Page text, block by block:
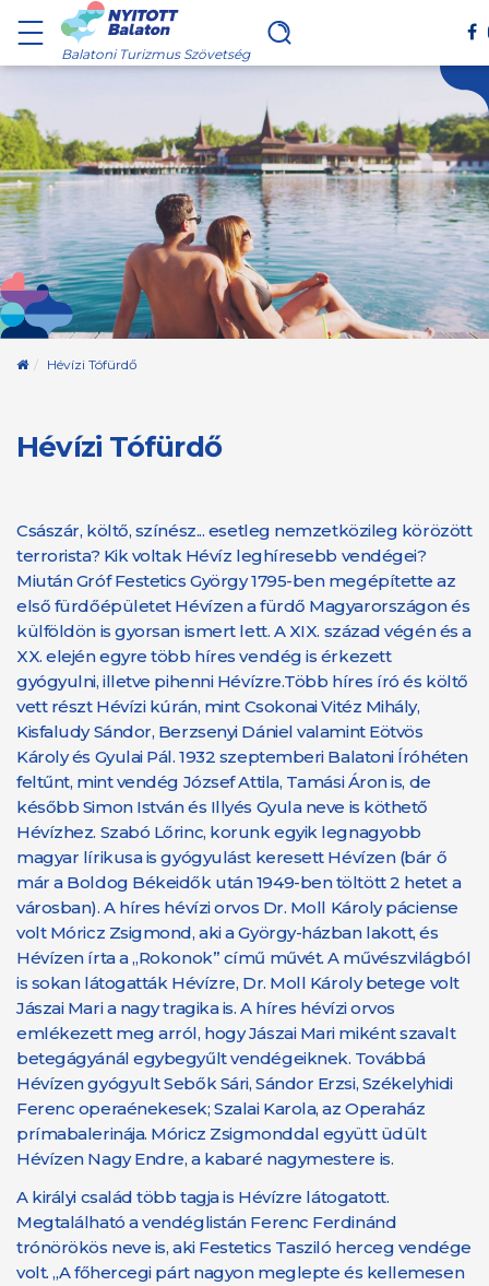
Balatoni Turizmus Szövetség
Kezdőoldal
Hévízi Tófürdő
Hévízi Tófürdő
Császár, költő, színész... esetleg nemzetközileg körözött
terrorista? Kik voltak Hévíz leghíresebb vendégei?
Miután Gróf Festetics György 1795-ben megépítette az
első fürdőépületet Hévízen a fürdő Magyarországon és
külföldön is gyorsan ismert lett. A XIX. század végén és a
XX. elején egyre több híres vendég is érkezett
gyógyulni, illetve pihenni Hévízre.Több híres író és költő
vett részt Hévízi kúrán, mint Csokonai Vitéz Mihály,
Kisfaludy Sándor, Berzsenyi Dániel valamint Eötvös
Károly és Gyulai Pál. 1932 szeptemberi Balatoni Íróhéten
feltűnt, mint vendég József Attila, Tamási Áron is, de
később Simon István és Illyés Gyula neve is köthető
Hévízhez. Szabó Lőrinc, korunk egyik legnagyobb
magyar lírikusa is gyógyulást keresett Hévízen (bár ő
már a Boldog Békeidők után 1949-ben töltött 2 hetet a
városban). A híres hévízi orvos Dr. Moll Károly páciense
volt Móricz Zsigmond, aki a György-házban lakott, és
Hévízen írta a „Rokonok” című művét. A művészvilágból
is sokan látogatták Hévízre, Dr. Moll Károly betege volt
Jászai Mari a nagy tragika is. A híres hévízi orvos
emlékezett meg arról, hogy Jászai Mari miként szavalt
betegágyánál egybegyűlt vendégeiknek. Továbbá
Hévízen gyógyult Sebők Sári, Sándor Erzsi, Székelyhidi
Ferenc operaénekesek; Szalai Karola, az Operaház
prímabalerinája. Móricz Zsigmonddal együtt üdült
Hévízen Nagy Endre, a kabaré nagymestere is.
A királyi család több tagja is Hévízre látogatott.
Megtalálható a vendéglistán Ferenc Ferdinánd
trónörökös neve is, aki Festetics Tasziló herceg vendége
volt. „A főhercegi párt nagyon meglepte és kellemesen